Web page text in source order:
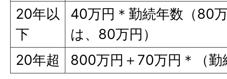
20年以
下
40万円＊勤続年数（80
は、80万円）
20年超
800万円＋70万円＊（